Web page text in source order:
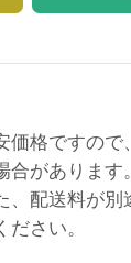
格ですので
合があります
、配送料が別
さい。